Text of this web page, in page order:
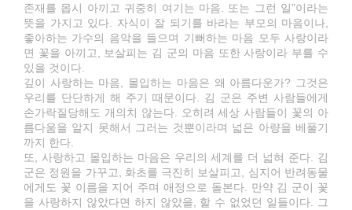
존재를 몹시 아끼고 귀중히 여기는 마음. 또는 그런 일”이라는
뜻을 가지고 있다. 자식이 잘 되기를 바라는 부모의 마음이나,
좋아하는 가수의 음악을 들으며 기뻐하는 마음 모두 사랑이라
면 꽃을 아끼고, 보살피는 김 군의 마음 또한 사랑이라 부를 수
있을 것이다.
깊이 사랑하는 마음, 몰입하는 마음은 왜 아름다운가? 그것은
우리를 단단하게 해 주기 때문이다. 김 군은 주변 사람들에게
손가락질당해도 개의치 않는다. 오히려 세상 사람들이 꽃의 아
름다움을 알지 못해서 그러는 것뿐이라며 넓은 아량을 베풀기
까지 한다.
또, 사랑하고 몰입하는 마음은 우리의 세계를 더 넓혀 준다. 김
군은 정원을 가꾸고, 화초를 극진히 보살피고, 심지어 반려동물
에게도 꽃 이름을 지어 주며 애정으로 돌본다. 만약 김 군이 꽃
을 사랑하지 않았다면 하지 않았을, 할 수 없었던 일들이다. 그